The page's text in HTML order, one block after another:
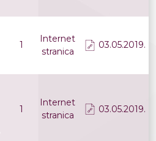
1
Internet
stranica
03.05.2019.
1
Internet
stranica
03.05.2019.